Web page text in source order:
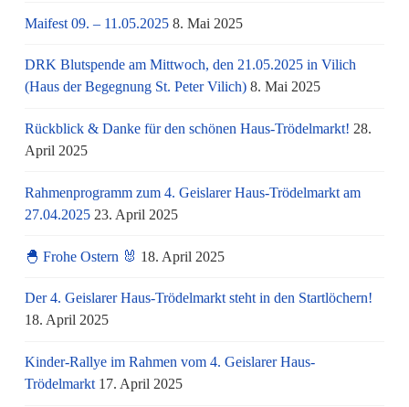
Maifest 09. – 11.05.2025 8. Mai 2025
DRK Blutspende am Mittwoch, den 21.05.2025 in Vilich
(Haus der Begegnung St. Peter Vilich) 8. Mai 2025
Rückblick & Danke für den schönen Haus-Trödelmarkt! 28.
April 2025
Rahmenprogramm zum 4. Geislarer Haus-Trödelmarkt am
27.04.2025 23. April 2025
🐣 Frohe Ostern 🐰 18. April 2025
Der 4. Geislarer Haus-Trödelmarkt steht in den Startlöchern!
18. April 2025
Kinder-Rallye im Rahmen vom 4. Geislarer Haus-
Trödelmarkt 17. April 2025